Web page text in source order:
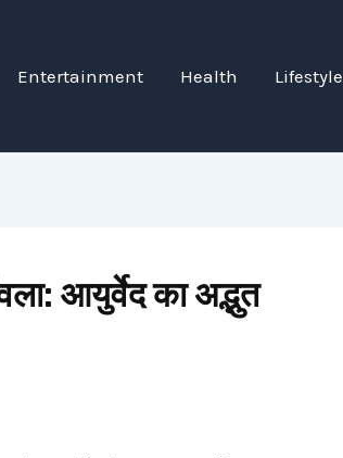
Entertainment Health Lifestyle
आयुर्वेद का अद्भुत